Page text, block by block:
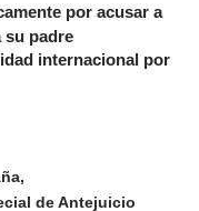
por acusar a
su padre
internacional por
de Antejuicio